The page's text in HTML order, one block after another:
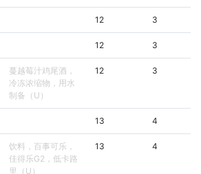
12 3
12 3
蔓越莓汁鸡尾酒，
冷冻浓缩物，用水
制备（U）
12 3
13 4
饮料，百事可乐，
佳得乐G2，低卡路
里（U）
13 4